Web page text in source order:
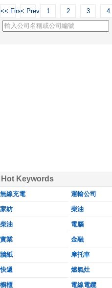
<< First< Previous1 2 3 4
Hot Keywords
無線充電 運輸公司
家紡 柴油
柴油 電腦
實業 金融
牆紙 摩托車
快遞 燃氣灶
櫥櫃 電線電纜